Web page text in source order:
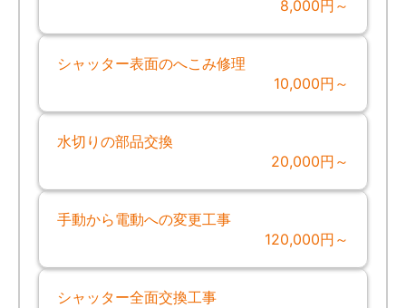
8,000円～
シャッター表面のへこみ修理
10,000円～
水切りの部品交換
20,000円～
手動から電動への変更工事
120,000円～
シャッター全面交換工事